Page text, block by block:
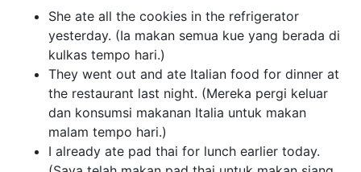
She ate all the cookies in the refrigerator
yesterday. (Ia makan semua kue yang berada di
kulkas tempo hari.)
They went out and ate Italian food for dinner at
the restaurant last night. (Mereka pergi keluar
dan konsumsi makanan Italia untuk makan
malam tempo hari.)
I already ate pad thai for lunch earlier today.